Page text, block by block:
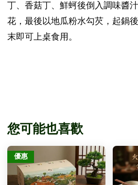
丁、香菇丁、鮮蚵後倒入調味醬
花，最後以地瓜粉水勾芡，起鍋
末即可上桌食用。
您可能也喜歡
優惠